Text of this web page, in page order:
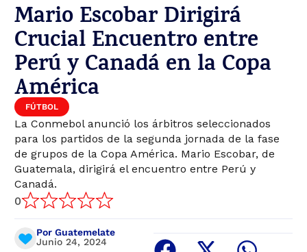
Mario Escobar Dirigirá
Crucial Encuentro entre
Perú y Canadá en la Copa
América
FÚTBOL
La Conmebol anunció los árbitros seleccionados
para los partidos de la segunda jornada de la fase
de grupos de la Copa América. Mario Escobar, de
Guatemala, dirigirá el encuentro entre Perú y
Canadá.
0
Por Guatemelate
Junio 24, 2024